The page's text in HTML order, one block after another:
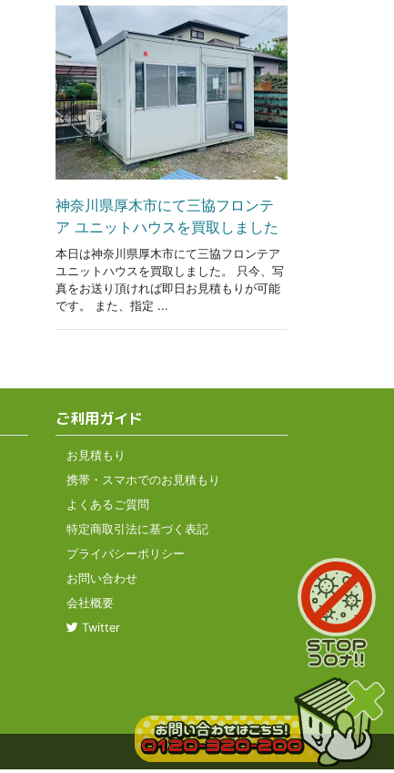
神奈川県厚木市にて三協フロンテ
ア ユニットハウスを買取しました
本日は神奈川県厚木市にて三協フロンテア
ユニットハウスを買取しました。 只今、写
真をお送り頂ければ即日お見積もりが可能
です。 また、指定 ...
ご利用ガイド
お見積もり
携帯・スマホでのお見積もり
よくあるご質問
特定商取引法に基づく表記
プライバシーポリシー
お問い合わせ
会社概要
Twitter